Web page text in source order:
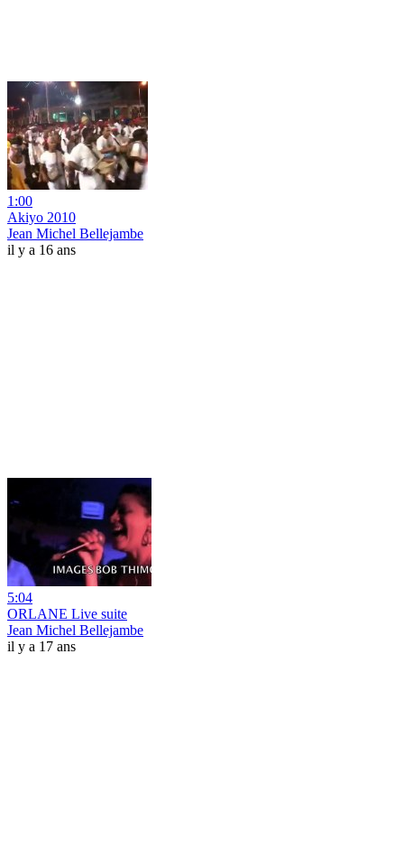
1:00
Akiyo 2010
Jean Michel Bellejambe
il y a 16 ans
5:04
ORLANE Live suite
Jean Michel Bellejambe
il y a 17 ans